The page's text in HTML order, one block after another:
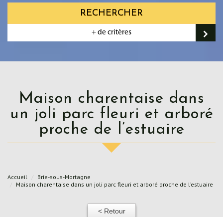
RECHERCHER
+ de critères
Maison charentaise dans
un joli parc fleuri et arboré
proche de l’estuaire
Accueil
Brie-sous-Mortagne
Maison charentaise dans un joli parc fleuri et arboré proche de l’estuaire
< Retour